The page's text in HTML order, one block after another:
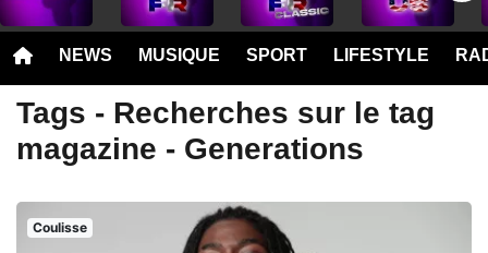
NEWS MUSIQUE SPORT LIFESTYLE
Tags - Recherches sur le tag
magazine - Generations
Coulisse